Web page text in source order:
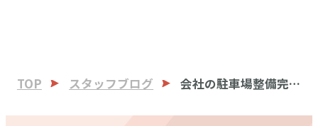
TOP スタッフブログ
会社の駐車場整備完